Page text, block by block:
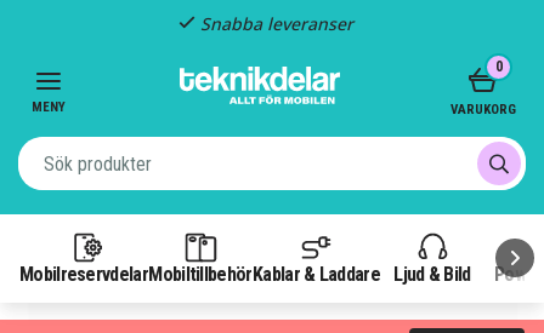
Snabba leveranser
MENY
MobilreservdelarMobiltillbehör Kablar & Laddare Ljud & Bild
0
VARUKORG